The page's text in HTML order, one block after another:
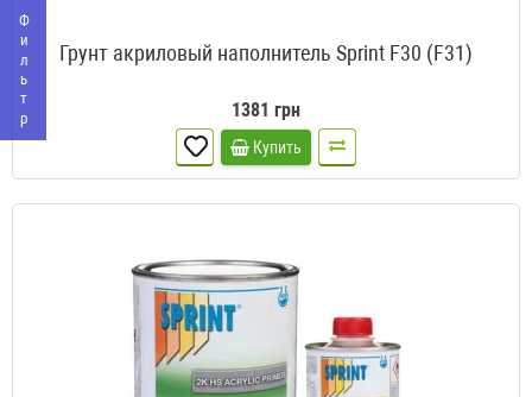
Фильтр Грунт акриловый наполнитель Sprint F30 (F31)
1381 грн
Купить